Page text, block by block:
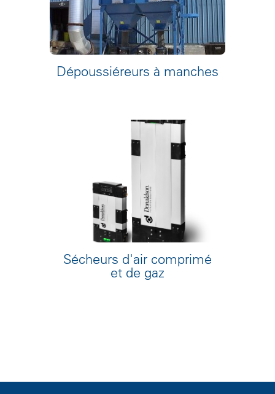
Dépoussiéreurs à manches
Sécheurs d'air comprimé
et de gaz